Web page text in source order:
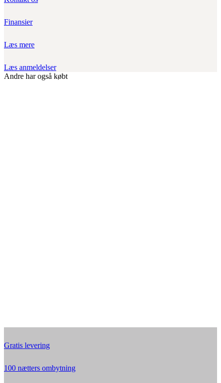
Finansier
Læs mere
Læs anmeldelser
Andre har også købt
Gratis levering
100 nætters ombytning